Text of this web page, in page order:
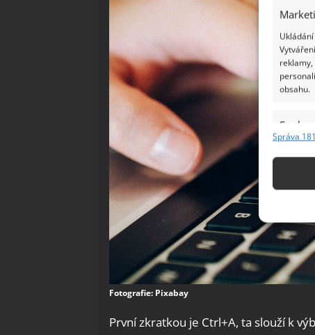
obsahu.
Funkce
Správa
Fotografie: Pixabay
První zkratkou je Ctrl+A, ta slouží k